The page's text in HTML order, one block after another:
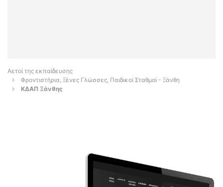
Αετοί της εκπαίδευσης
Φροντιστήρια, Ξένες Γλώσσες, Παιδικοί Σταθμοί - Ξάνθη
ΚΔΑΠ Ξάνθης